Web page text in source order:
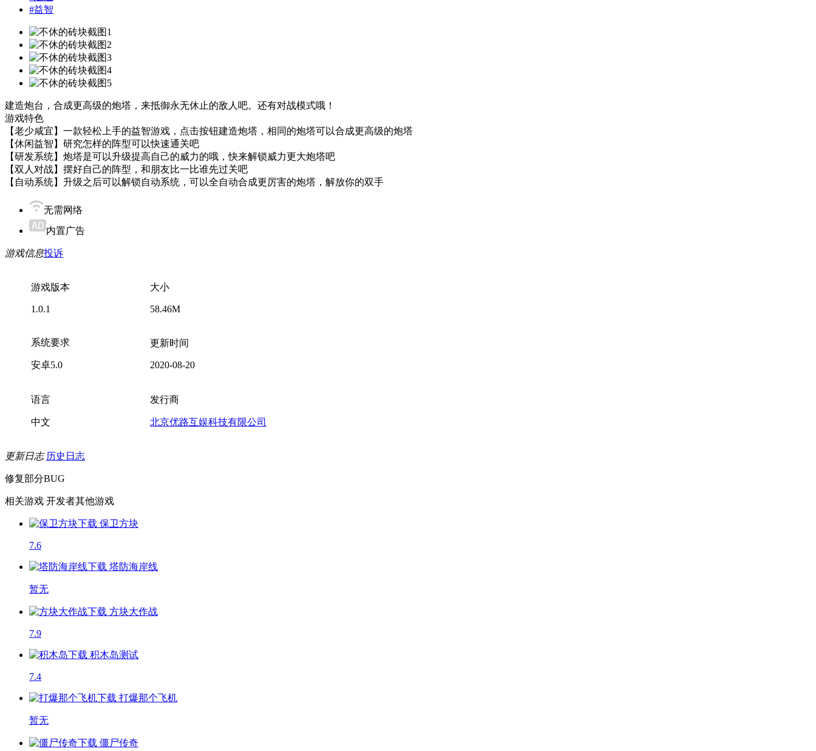
#益智
建造炮台，合成更高级的炮塔，来抵御永无休止的敌人吧。还有对战模式哦！
游戏特色
【老少咸宜】一款轻松上手的益智游戏，点击按钮建造炮塔，相同的炮塔可以合成更高级的炮塔
【休闲益智】研究怎样的阵型可以快速通关吧
【研发系统】炮塔是可以升级提高自己的威力的哦，快来解锁威力更大炮塔吧
【双人对战】摆好自己的阵型，和朋友比一比谁先过关吧
【自动系统】升级之后可以解锁自动系统，可以全自动合成更厉害的炮塔，解放你的双手
无需网络
内置广告
游戏信息投诉
游戏版本
1.0.1
大小
58.46M
系统要求
安卓5.0
更新时间
2020-08-20
语言
中文
发行商
北京优路互娱科技有限公司
更新日志 历史日志
修复部分BUG
相关游戏 开发者其他游戏
保卫方块
7.6
塔防海岸线
暂无
方块大作战
7.9
积木岛测试
7.4
打爆那个飞机
暂无
僵尸传奇